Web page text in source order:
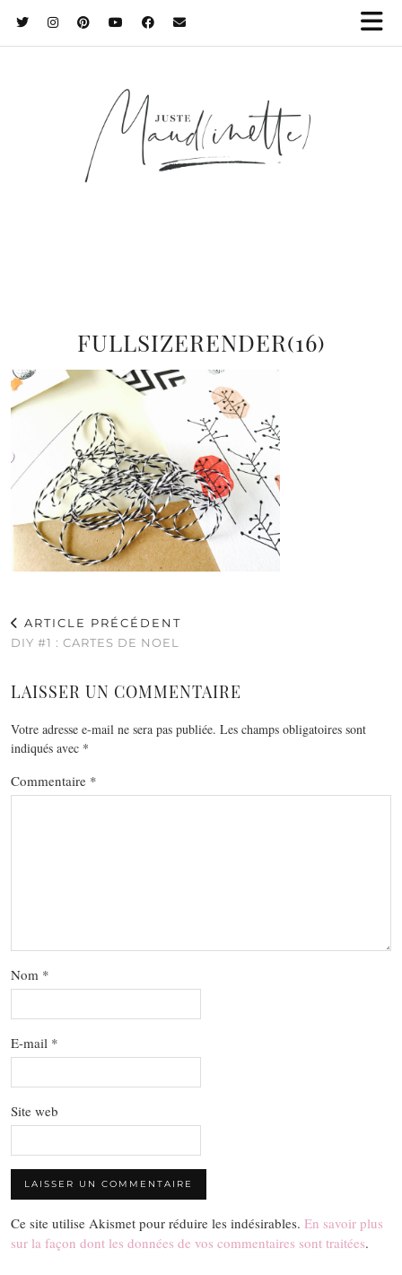
FULLSIZERENDER(16)
ARTICLE PRÉCÉDENT
DIY #1 : CARTES DE NOEL
LAISSER UN COMMENTAIRE
Votre adresse e-mail ne sera pas publiée. Les champs obligatoires sont
indiqués avec *
Commentaire *
Nom *
E-mail *
Site web
Ce site utilise Akismet pour réduire les indésirables. En savoir plus
sur la façon dont les données de vos commentaires sont traitées.